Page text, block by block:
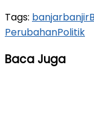
Tags: banjarbanjir
PerubahanPolitik
Baca Juga